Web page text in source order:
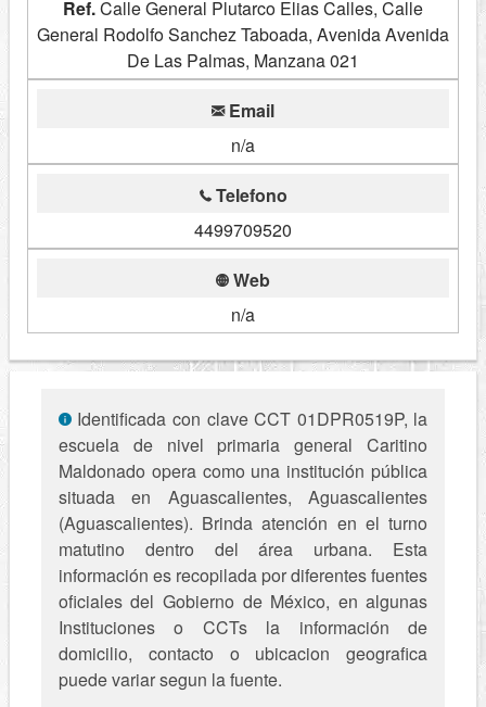
Ref.Calle General Plutarco Elias Calles, Calle
General Rodolfo Sanchez Taboada, Avenida Avenida
De Las Palmas, Manzana 021
Email
n/a
Telefono
4499709520
Web
n/a
Identificada con clave CCT 01DPR0519P, la
escuela de nivel primaria general Caritino
Maldonado opera como una institución pública
situada en Aguascalientes, Aguascalientes
(Aguascalientes). Brinda atención en el turno
matutino dentro del área urbana. Esta
información es recopilada por diferentes fuentes
oficiales del Gobierno de México, en algunas
Instituciones o CCTs la información de
domicilio, contacto o ubicacion geografica
puede variar segun la fuente.